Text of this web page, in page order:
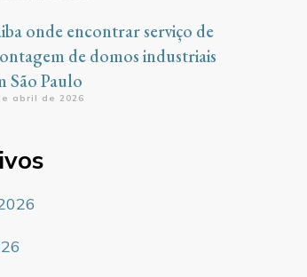
onde encontrar serviço de
de domos industriais
São Paulo
abril de 2026